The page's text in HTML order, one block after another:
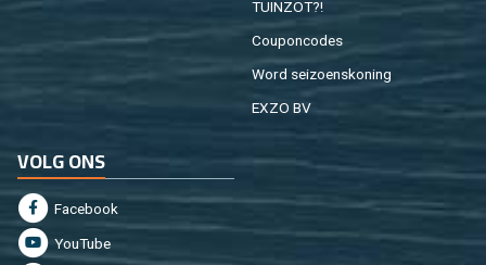
TUIN­ZOT?!
Cou­pon­co­des
Word sei­zoens­ko­ning
EXZO BV
VOLG ONS
Fa­cebook
You­Tu­be